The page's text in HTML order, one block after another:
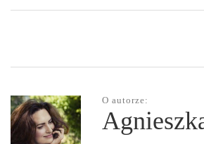
O autorze: